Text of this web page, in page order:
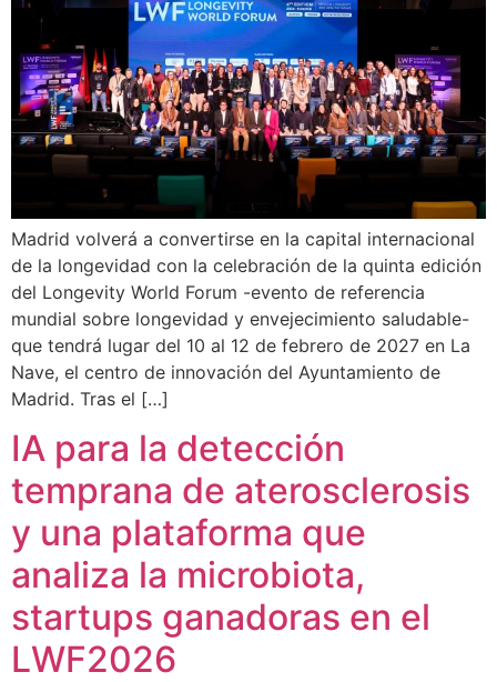
Madrid volverá a convertirse en la capital internacional
de la longevidad con la celebración de la quinta edición
del Longevity World Forum -evento de referencia
mundial sobre longevidad y envejecimiento saludable-
que tendrá lugar del 10 al 12 de febrero de 2027 en La
Nave, el centro de innovación del Ayuntamiento de
Madrid. Tras el […]
IA para la detección
temprana de aterosclerosis
y una plataforma que
analiza la microbiota,
startups ganadoras en el
LWF2026